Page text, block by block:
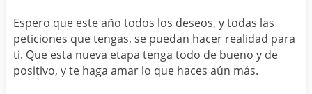
Espero que este año todos los deseos, y todas las
peticiones que tengas, se puedan hacer realidad para
ti. Que esta nueva etapa tenga todo de bueno y de
positivo, y te haga amar lo que haces aún más.